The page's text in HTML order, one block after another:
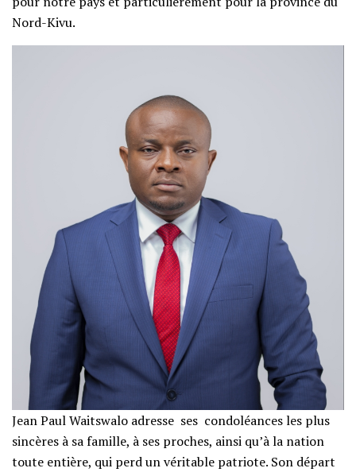
Nord-Kivu.
Jean Paul Waitswalo adresse ses condoléances les plus
sincères à sa famille, à ses proches, ainsi qu’à la nation
toute entière, qui perd un véritable patriote. Son départ